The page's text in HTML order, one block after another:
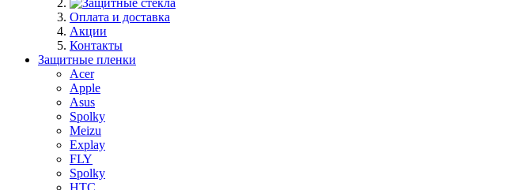
Оплата и доставка
Акции
Контакты
Защитные пленки
Acer
Apple
Asus
Spolky
Meizu
Explay
FLY
Spolky